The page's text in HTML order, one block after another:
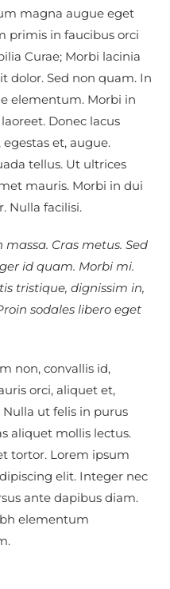
magna augue eget
primis in faucibus orci
Curae; Morbi lacinia
dolor. Sed non quam. In
elementum. Morbi in
Donec lacus
et, augue.
tellus. Ut ultrices
mauris. Morbi in dui
Nulla facilisi.
Cras metus. Sed
id quam. Morbi mi.
tristique, dignissim in,
sodales libero eget
non, convallis id,
orci, aliquet et,
Nulla ut felis in purus
aliquet mollis lectus.
tortor. Lorem ipsum
elit. Integer nec
ante dapibus diam.
elementum